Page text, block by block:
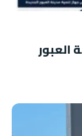
العبور